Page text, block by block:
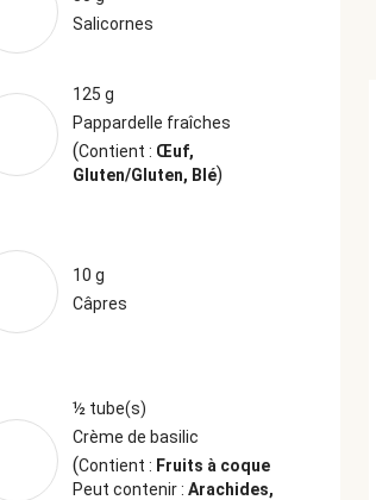
Salicornes
125 g
Pappardelle fraîches
(Contient : Œuf,
Gluten/Gluten, Blé)
10 g
Câpres
½ tube(s)
Crème de basilic
(Contient : Fruits à coque
Peut contenir : Arachides,